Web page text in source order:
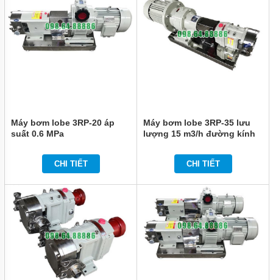
Máy bơm lobe 3RP-20 áp
suất 0.6 MPa
CHI TIẾT
Máy bơm lobe 3RP-35 lưu
lượng 15 m3/h đường kính
CHI TIẾT